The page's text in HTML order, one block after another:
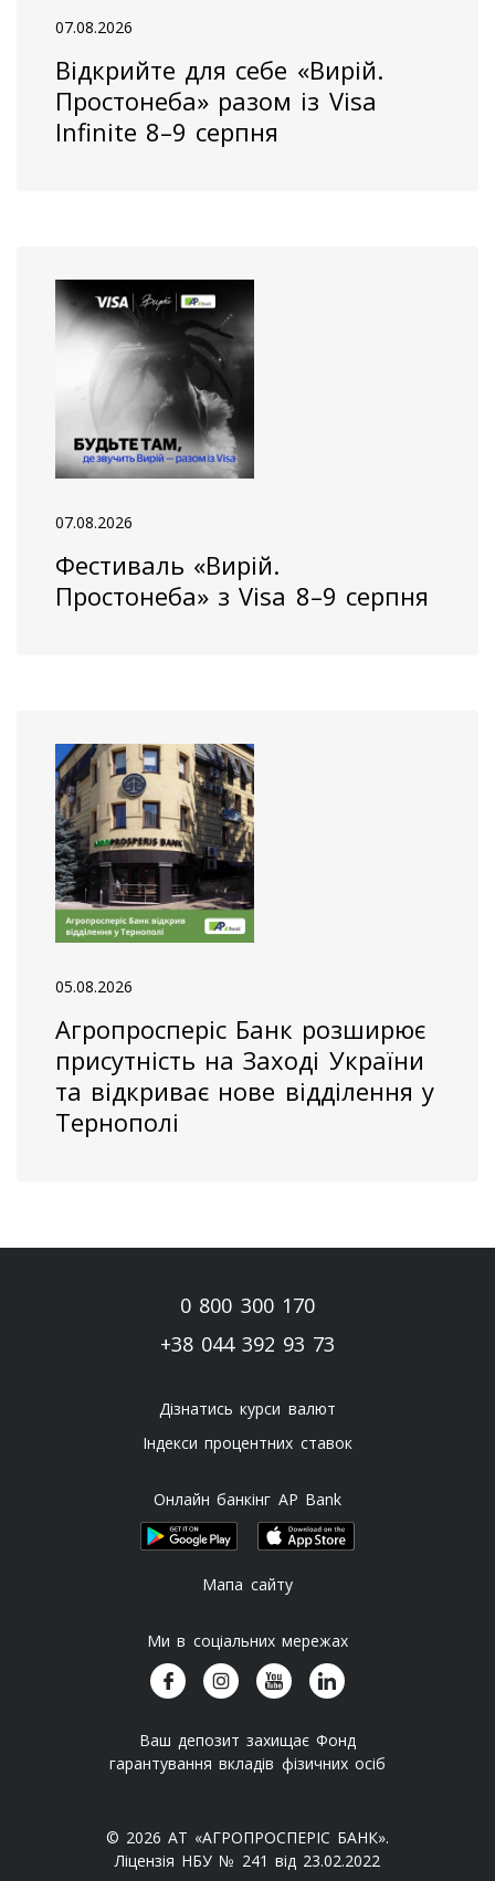
07.08.2026
Відкрийте для себе «Вирій.
Простонеба» разом із Visa
Infinite 8–9 серпня
07.08.2026
Фестиваль «Вирій.
Простонеба» з Visa 8–9 серпня
05.08.2026
Агропросперіс Банк розширює
присутність на Заході України
та відкриває нове відділення у
Тернополі
0 800 300 170
+38 044 392 93 73
Дізнатись курси валют
Індекси процентних ставок
Онлайн банкінг AP Bank
Мапа сайту
Ми в соціальних мережах
Ваш депозит захищає Фонд
гарантування вкладів фізичних осіб
© 2026 АТ «АГРОПРОСПЕРІС БАНК».
Ліцензія НБУ № 241 від 23.02.2022